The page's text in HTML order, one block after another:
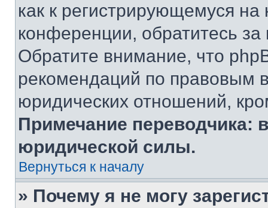
как к регистрирующемуся
конференции, обратитесь
Обратите внимание, что
рекомендаций по правовым
юридических отношений,
Примечание переводчика:
юридической силы.
Вернуться к началу
» Почему я не могу